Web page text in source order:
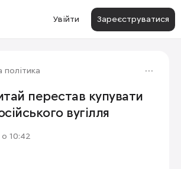
Увійти Зареєструватися
політика
перестав купувати
вугілля
10:42